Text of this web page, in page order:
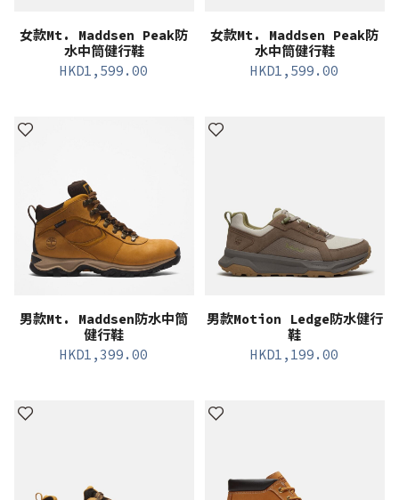
女款Mt. Maddsen Peak防
水中筒健行鞋
HKD1,599.00
女款Mt. Maddsen Peak防
水中筒健行鞋
HKD1,599.00
男款Mt. Maddsen防水中筒
健行鞋
HKD1,399.00
男款Motion Ledge防水健行
鞋
HKD1,199.00